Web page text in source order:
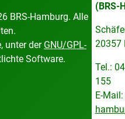
BRS-Hamburg. Alle
unter der GNU/GPL-
Software.
(BRS-
20357
Tel.:
155
E-Mail: